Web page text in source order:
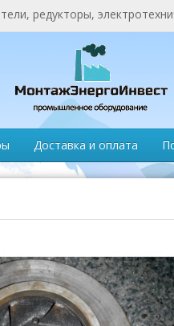
редукторы,
Доставка и оплата